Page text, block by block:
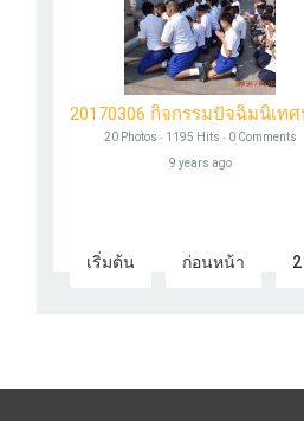
20 Photos ‧ 1195 Hits ‧ 0 Comments
9 years ago
เริ่มต้น ก่อนหน้า 2